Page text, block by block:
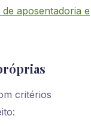
de aposentadoria e
critérios